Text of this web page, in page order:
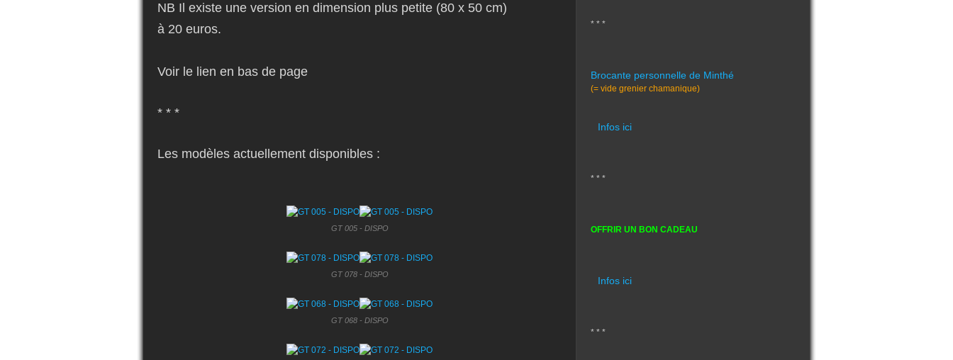
NB Il existe une version en dimension plus petite (80 x 50 cm)
à 20 euros.
Voir le lien en bas de page
* * *
Les modèles actuellement disponibles :
GT 005 - DISPO
GT 078 - DISPO
GT 068 - DISPO
* * *
Brocante personnelle de Minthé
(= vide grenier chamanique)
Infos ici
* * *
OFFRIR UN BON CADEAU
Infos ici
* * *